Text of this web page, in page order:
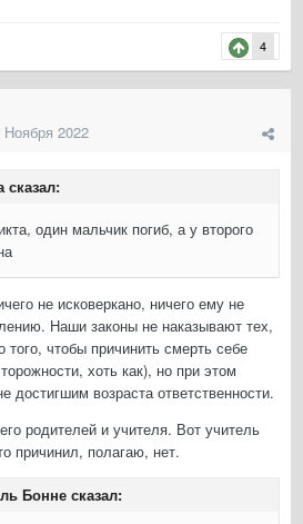
4
Ноября 2022
сказал:
один мальчик погиб, а у второго
не исковеркано, ничего ему не
Наши законы не наказывают тех,
чтобы причинить смерть себе
хоть как), но при этом
достигшим возраста ответственности.
родителей и учителя. Вот учитель
причинил, полагаю, нет.
Бонне сказал: